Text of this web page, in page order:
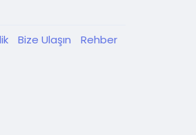
Bize Ulaşın Rehber